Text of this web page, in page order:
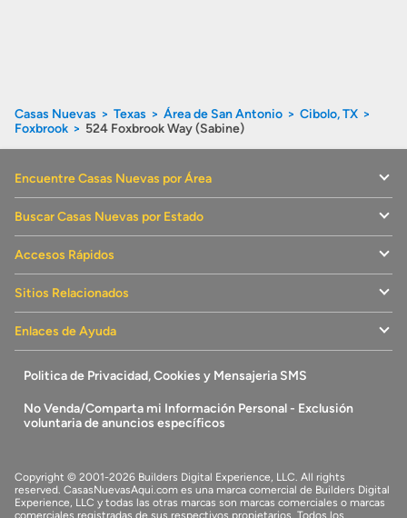
Casas Nuevas Texas Área de San Antonio
Cibolo, TX
Foxbrook
524 Foxbrook Way (Sabine)
Encuentre Casas Nuevas por Área
Buscar Casas Nuevas por Estado
Accesos Rápidos
Sitios Relacionados
Enlaces de Ayuda
Politica de Privacidad, Cookies y Mensajeria SMS
No Venda/Comparta mi Información Personal - Exclusión
voluntaria de anuncios específicos
Copyright © 2001-2026 Builders Digital Experience, LLC. All rights
reserved. CasasNuevasAqui.com es una marca comercial de Builders Digital
Experience, LLC y todas las otras marcas son marcas comerciales o marcas